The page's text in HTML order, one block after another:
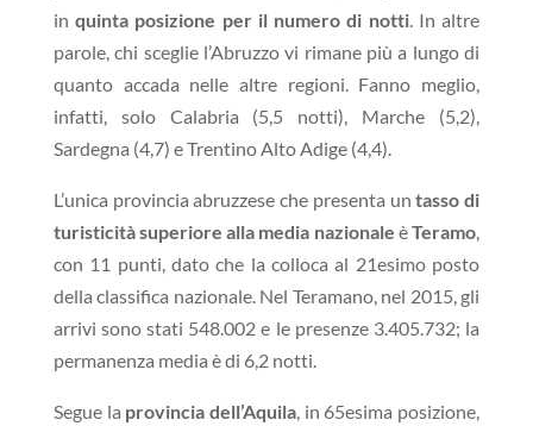
inquinta posizione per il numero di notti. In altre
parole, chi sceglie l’Abruzzo vi rimane più a lungo di
quanto accada nelle altre regioni. Fanno meglio,
infatti, solo Calabria (5,5 notti), Marche (5,2),
Sardegna (4,7) e Trentino Alto Adige (4,4).
L’unica provincia abruzzese che presenta untasso di
turisticità superiore alla media nazionale èTeramo,
con 11 punti, dato che la colloca al 21esimo posto
della classifica nazionale. Nel Teramano, nel 2015, gli
arrivi sono stati 548.002 e le presenze 3.405.732; la
permanenza media è di 6,2 notti.
Segue la provincia dell’Aquila, in 65esima posizione,